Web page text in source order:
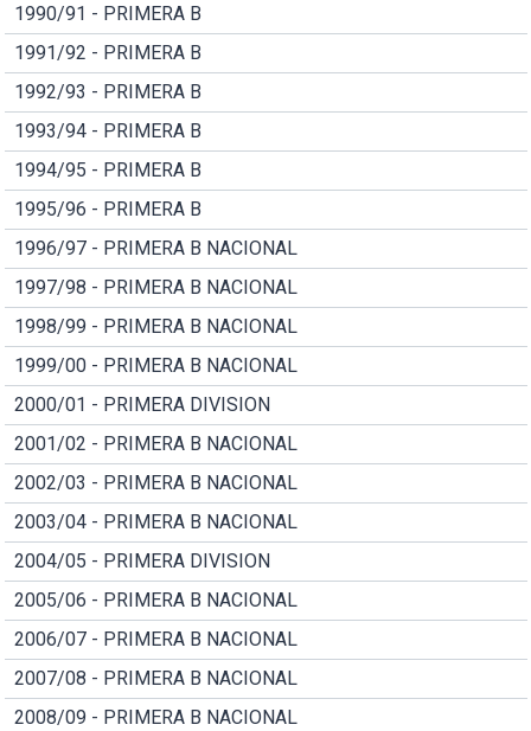
1990/91 - PRIMERA B
1991/92 - PRIMERA B
1992/93 - PRIMERA B
1993/94 - PRIMERA B
1994/95 - PRIMERA B
1995/96 - PRIMERA B
1996/97 - PRIMERA B NACIONAL
1997/98 - PRIMERA B NACIONAL
1998/99 - PRIMERA B NACIONAL
1999/00 - PRIMERA B NACIONAL
2000/01 - PRIMERA DIVISION
2001/02 - PRIMERA B NACIONAL
2002/03 - PRIMERA B NACIONAL
2003/04 - PRIMERA B NACIONAL
2004/05 - PRIMERA DIVISION
2005/06 - PRIMERA B NACIONAL
2006/07 - PRIMERA B NACIONAL
2007/08 - PRIMERA B NACIONAL
2008/09 - PRIMERA B NACIONAL